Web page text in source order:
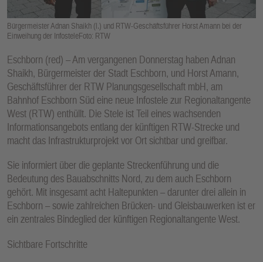
Bürgermeister Adnan Shaikh (l.) und RTW-Geschäftsführer Horst Amann bei der
Einweihung der InfosteleFoto: RTW
Eschborn (red) – Am vergangenen Donnerstag haben Adnan
Shaikh, Bürgermeister der Stadt Eschborn, und Horst Amann,
Geschäftsführer der RTW Planungsgesellschaft mbH, am
Bahnhof Eschborn Süd eine neue Infostele zur Regionaltangente
West (RTW) enthüllt. Die Stele ist Teil eines wachsenden
Informationsangebots entlang der künftigen RTW-Strecke und
macht das Infrastrukturprojekt vor Ort sichtbar und greifbar.
Sie informiert über die geplante Streckenführung und die
Bedeutung des Bauabschnitts Nord, zu dem auch Eschborn
gehört. Mit insgesamt acht Haltepunkten – darunter drei allein in
Eschborn – sowie zahlreichen Brücken- und Gleisbauwerken ist er
ein zentrales Bindeglied der künftigen Regionaltangente West.
Sichtbare Fortschritte
E
N